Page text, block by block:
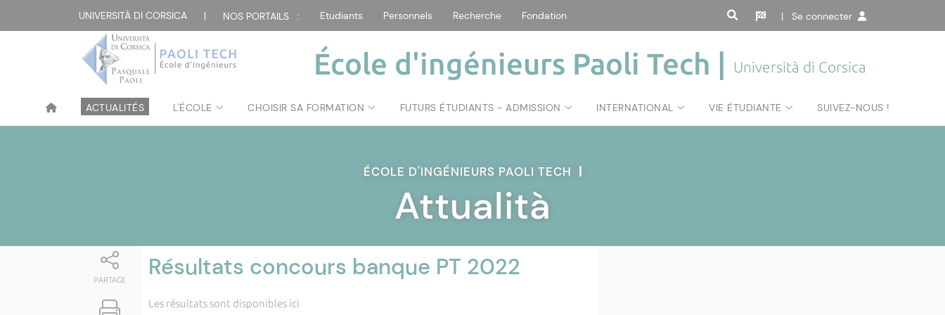
UNIVERSITÀ DI CORSICA | NOS PORTAILS : Etudiants Personnels Recherche Fondation | Se connecter
École d'ingénieurs Paoli Tech | Università di Corsica
ACTUALITÉS L'ÉCOLE CHOISIR SA FORMATION FUTURS ÉTUDIANTS - ADMISSION INTERNATIONAL VIE ÉTUDIANTE SUIVEZ-NOUS !
ÉCOLE D'INGÉNIEURS PAOLI TECH |
Attualità
PARTAGE Résultats concours banque PT 2022
Les résultats sont disponibles ici